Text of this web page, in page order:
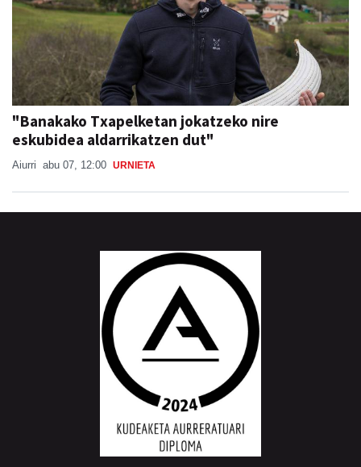
"Banakako Txapelketan jokatzeko nire
eskubidea aldarrikatzen dut"
Aiurri abu 07, 12:00 URNIETA